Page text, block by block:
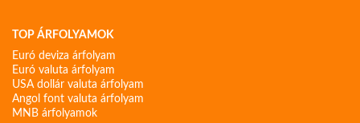
TOP ÁRFOLYAMOK
Euró deviza árfolyam
Euró valuta árfolyam
USA dollár valuta árfolyam
Angol font valuta árfolyam
MNB árfolyamok